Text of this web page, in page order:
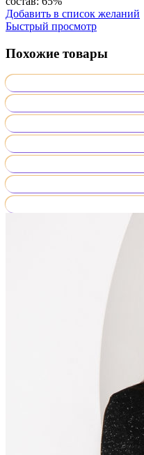
Добавить в список желаний
Быстрый просмотр
Похожие товары